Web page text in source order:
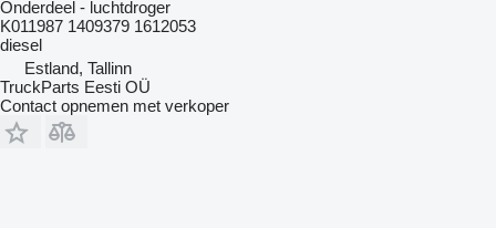
Onderdeel - luchtdroger
K011987 1409379 1612053
diesel
Estland, Tallinn
TruckParts Eesti OÜ
Contact opnemen met verkoper